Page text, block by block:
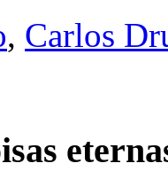
, Carlos